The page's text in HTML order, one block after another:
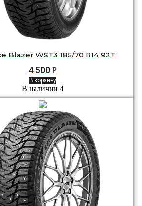
Blazer WST3 185/70 R14 92T
4 500 Р
В корзину
В наличии 4